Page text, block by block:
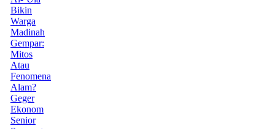
Bikin
Warga
Madinah
Gempar:
Mitos
Atau
Fenomena
Alam?
Geger
Ekonom
Senior